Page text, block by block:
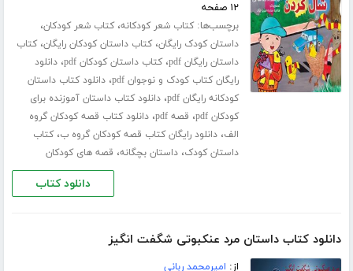
۱۲ صفحه
برچسب‌ها:کتاب شعر کودکانه،کتاب شعر کودکان،
داستان کودک رایگان،کتاب داستان کودکان رایگان،کتاب
داستان رایگان pdf
،کتاب داستان کودکان pdf ،دانلود
رایگان کتاب کودک و نوجوان pdf
،دانلود کتاب داستان
کودکانه رایگان pdf
،دانلود کتاب داستان آموزنده برای
کودکان pdf
، قصه pdf ،دانلود کتاب قصه کودکان گروه
الف،دانلود رایگان کتاب قصه کودکان گروه ب،کتاب
داستان کودک،داستان بچگانه، قصه های کودکان
دانلود کتاب
دانلود کتاب داستان مرد عنکبوتی شگفت انگیز
از: امیرمحمد ربانی